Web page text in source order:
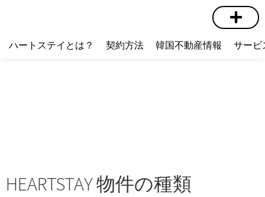
ハートステイとは？ 契約方法 韓国不動産情報 サービ
HEARTSTAY 物件の種類